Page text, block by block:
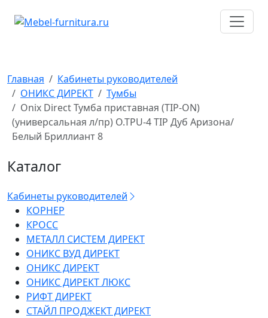
Главная
Кабинеты руководителей
ОНИКС ДИРЕКТ
Тумбы
Onix Direct Тумба приставная (TIP-ON)
(универсальная л/пр) O.TPU-4 TIP Дуб Аризона/
Белый Бриллиант 8
Каталог
Кабинеты руководителей
КОРНЕР
КРОСС
МЕТАЛЛ СИСТЕМ ДИРЕКТ
ОНИКС ВУД ДИРЕКТ
ОНИКС ДИРЕКТ
ОНИКС ДИРЕКТ ЛЮКС
РИФТ ДИРЕКТ
СТАЙЛ ПРОДЖЕКТ ДИРЕКТ